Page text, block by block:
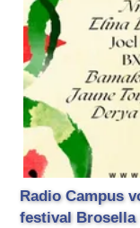
Radio Campus
festival Brosella